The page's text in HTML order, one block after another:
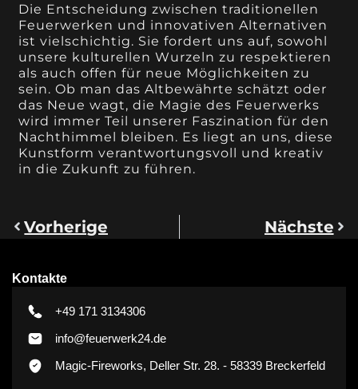
Die Entscheidung zwischen traditionellen
Feuerwerken und innovativen Alternativen
ist vielschichtig. Sie fordert uns auf, sowohl
unsere kulturellen Wurzeln zu respektieren
als auch offen für neue Möglichkeiten zu
sein. Ob man das Altbewährte schätzt oder
das Neue wagt, die Magie des Feuerwerks
wird immer Teil unserer Faszination für den
Nachthimmel bleiben. Es liegt an uns, diese
Kunstform verantwortungsvoll und kreativ
in die Zukunft zu führen.
Vorherige Nächste
Kontakte
+49 171 3134306
info@feuerwerk24.de
Magic-Fireworks, Deller Str. 28. - 58339 Breckerfeld